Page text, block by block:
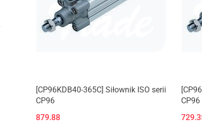
[CP96KDB40-365C] Siłownik ISO serii
CP96
879.88
CP96